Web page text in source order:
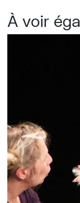
À voir